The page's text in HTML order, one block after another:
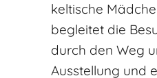
keltische
begleitet die
durch den Weg
Ausstellung und